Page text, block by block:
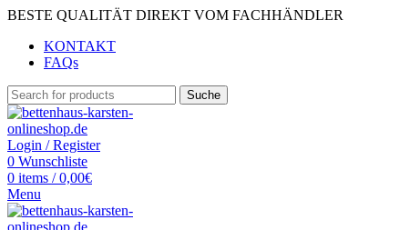
BESTE QUALITÄT DIREKT VOM FACHHÄNDLER
KONTAKT
FAQs
Suche
Login / Register
0 Wunschliste
0 items / 0,00€
Menu